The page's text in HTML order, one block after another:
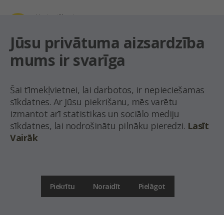
Jūsu privātuma aizsardzība
mums ir svarīga
Šai tīmekļvietnei, lai darbotos, ir nepieciešamas
sīkdatnes. Ar Jūsu piekrišanu, mēs varētu
izmantot arī statistikas un sociālo mediju
sīkdatnes, lai nodrošinātu pilnāku pieredzi. Lasīt
Vairāk
Piekrītu Noraidīt Pielāgot
© Nekustamo īpašumu aģentūra Latio.
Uzziņu tālrunis
E-pasta adrese
latio@latio.lv